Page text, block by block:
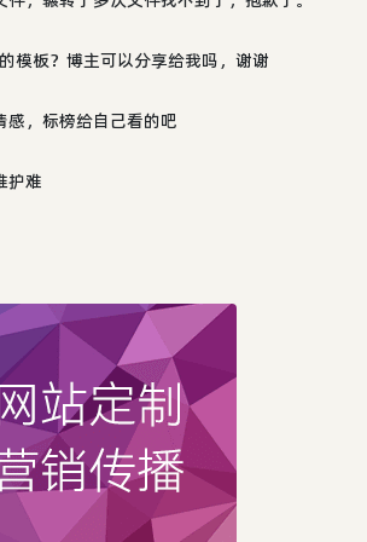
模板？博主可以分享给我吗，谢谢
感，标榜给自己看的吧
护难